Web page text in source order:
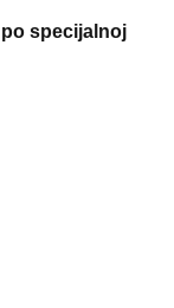
specijalnoj